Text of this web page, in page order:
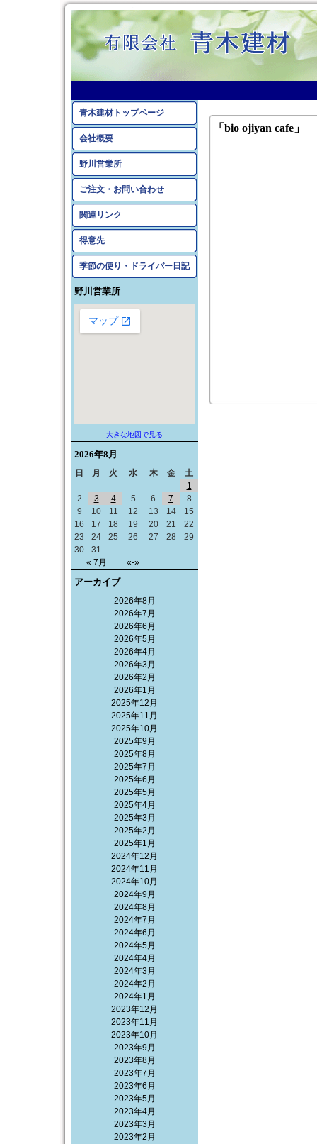
青木建材トップページ
会社概要
野川営業所
ご注文・お問い合わせ
関連リンク
得意先
季節の便り・ドライバー日記
野川営業所
大きな地図で見る
2026年8月
日 月 火 水 木 金 土
« 7月 «-»
1
2
3 4 5 6 7
8
9
10 11 12 13 14
15
16
17 18 19 20 21
22
23
24 25 26 27 28
29
30
31
アーカイブ
2026年8月
2026年7月
2026年6月
2026年5月
2026年4月
2026年3月
2026年2月
2026年1月
2025年12月
2025年11月
2025年10月
2025年9月
2025年8月
2025年7月
2025年6月
2025年5月
2025年4月
2025年3月
2025年2月
2025年1月
2024年12月
2024年11月
2024年10月
2024年9月
2024年8月
2024年7月
2024年6月
2024年5月
2024年4月
2024年3月
2024年2月
2024年1月
2023年12月
2023年11月
2023年10月
2023年9月
2023年8月
2023年7月
2023年6月
2023年5月
2023年4月
2023年3月
2023年2月
「bio ojiyan cafe」